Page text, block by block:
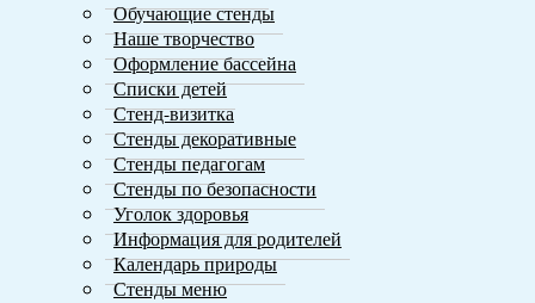
Обучающие стенды
Наше творчество
Оформление бассейна
Списки детей
Стенд-визитка
Стенды декоративные
Стенды педагогам
Стенды по безопасности
Уголок здоровья
Информация для родителей
Календарь природы
Стенды меню